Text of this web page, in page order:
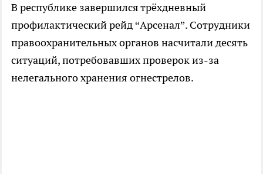
В республике завершился трёхдневный
профилактический рейд “Арсенал”. Сотрудники
правоохранительных органов насчитали десять
ситуаций, потребовавших проверок из-за
нелегального хранения огнестрелов.